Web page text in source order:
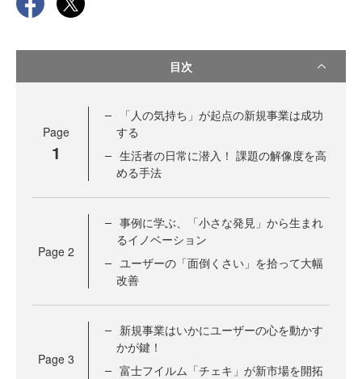
目次
Page
1
「人の気持ち」が起点の新規事業は成功
する
生活者の日常に潜入！ 課題の解像度を高
める手法
Page 2
事例に学ぶ、「小さな発見」から生まれ
るイノベーション
ユーザーの「面倒くさい」を拾って大幅
改善
Page 3
新規事業はいかにユーザーの心を動かす
かが鍵！
富士フイルム「チェキ」が新市場を開拓